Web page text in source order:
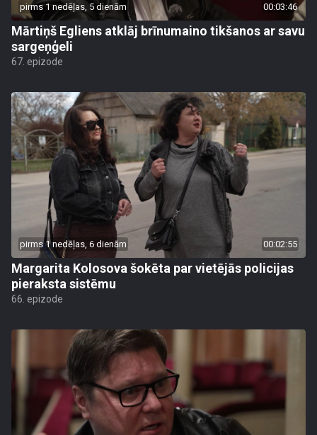
pirms 1 nedēļas, 5 dienām 00:03:46
Mārtiņš Egliens atklāj brīnumaino tikšanos ar savu
sargeņģeli
67. epizode
pirms 1 nedēļas, 6 dienām 00:02:55
Margarita Kolosova šokēta par vietējās policijas
pieraksta sistēmu
66. epizode